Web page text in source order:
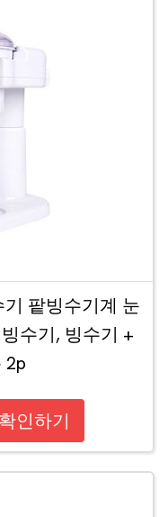
팥빙수기계 눈
수기, 빙수기 +
2p
인하기